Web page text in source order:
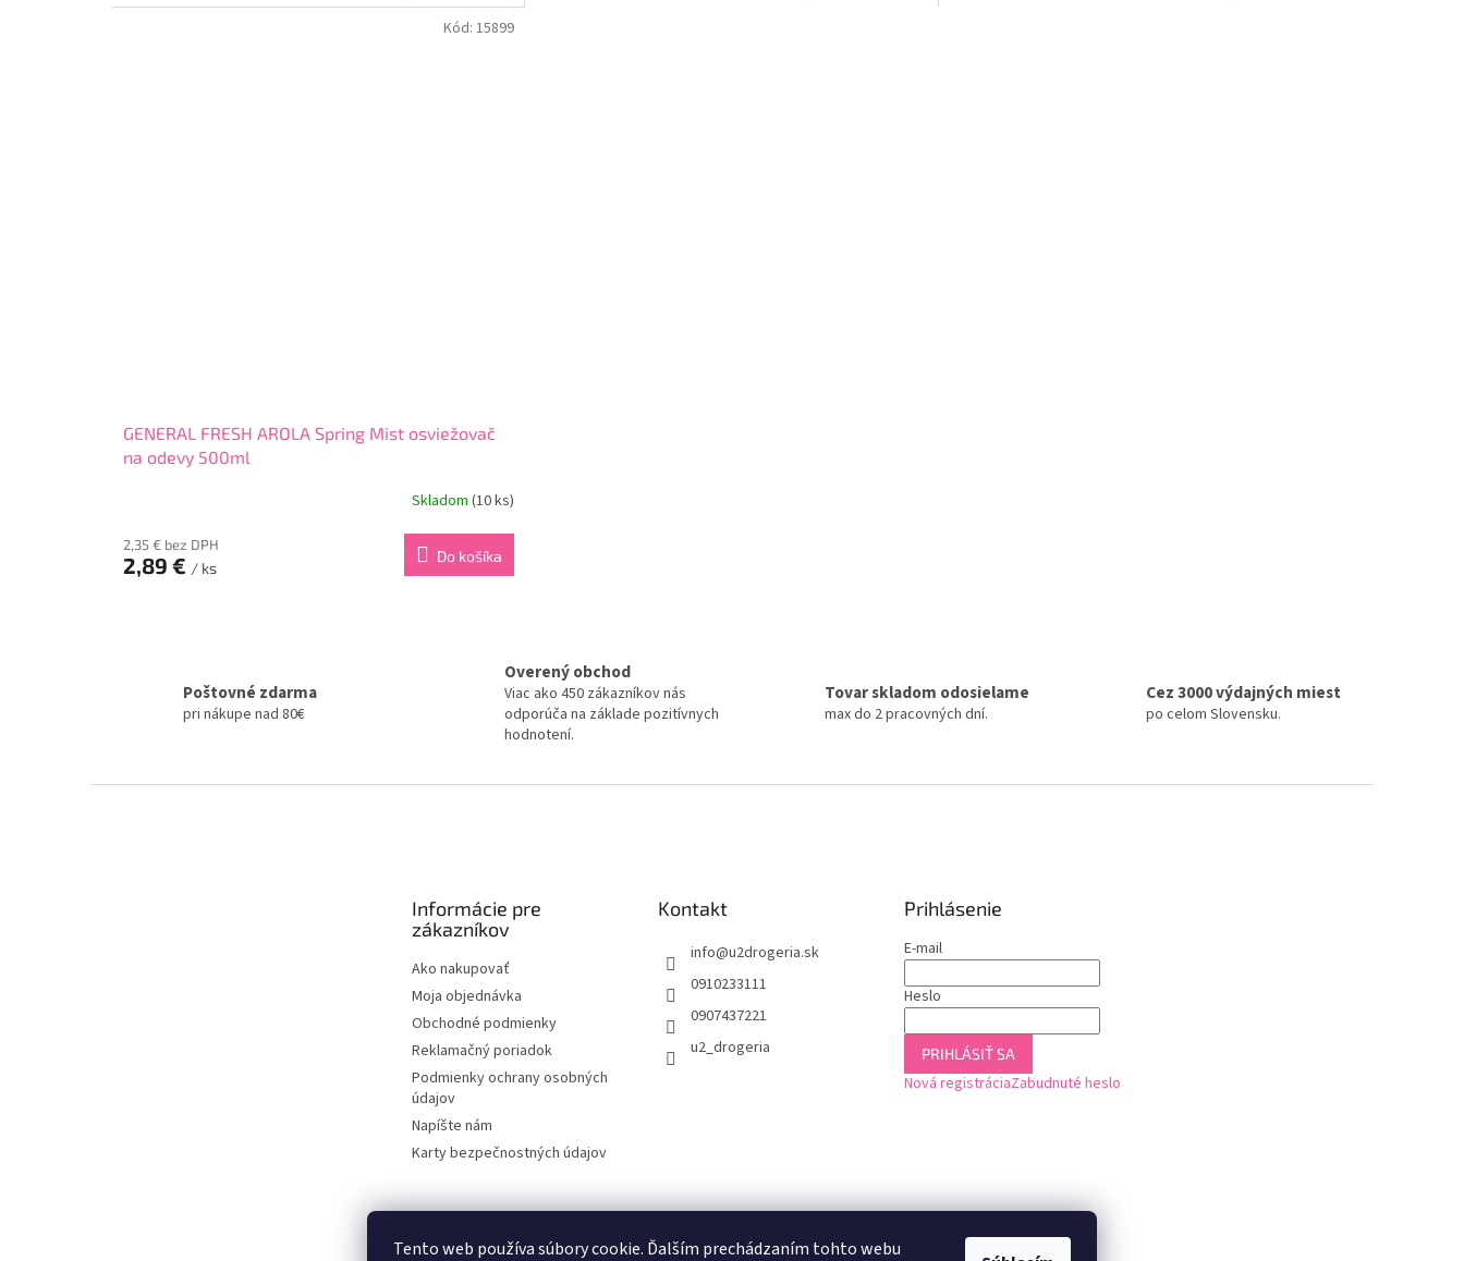
Tento web používa súbory cookie. Ďalším prechádzaním tohto webu
GENERAL FRESH AROLA Spring Mist osviežovač
na odevy 500ml
Skladom(10 ks)
2,35 € bez DPH
2,89 € / ks
Do košíka
Kód:15899
e
p
s
u
Poštovné zdarma
pri nákupe nad 80€
Overený obchod
Viac ako 450 zákazníkov nás
odporúča na základe pozitívnych
hodnotení.
Tovar skladom odosielame
max do 2 pracovných dní.
Cez 3000 výdajných miest
po celom Slovensku.
Informácie pre
zákazníkov
Ako nakupovať
Moja objednávka
Obchodné podmienky
Reklamačný poriadok
Podmienky ochrany osobných
údajov
Napíšte nám
Karty bezpečnostných údajov
Kontakt
info@u2drogeria.sk
0910233111
0907437221
u2_drogeria
Prihlásenie
E-mail
Heslo
PRIHLÁSIŤ SA
Nová registráciaZabudnuté heslo